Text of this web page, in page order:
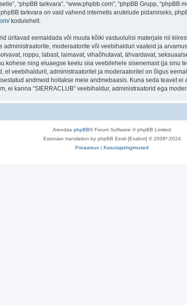
“phpBB tarkvara”, “www.phpbb.com”, “phpBB Grupp, “phpBB
phpBB tarkvara on vaid vahend internetis arutelude pidamiseks,
kodulehelt.
üritavad eemaldada või muuta kõiki vastuolulisi materjale nii
moderaatorite või veebihalduri vaateid ja
roppu, labast, laimavat, vihaõhutavat, ähvardavat,
kohese ning eluaegse keelu siia veebilehele sisenemast (ja sinu
et veebihalduril, administraatoritel ja moderaatoritel on õigus
andmeid hoitakse meie andmebaasis. Kuna seda teavet
ei kanna “SIERRACLUB” veebihaldur, administraatorid ega
Arendas phpBB® Forum Software © phpBB Limited
Estonian translation by phpBB Eesti [Exabot] © 2008*-2024
Privaatsus | Kasutajatingimused